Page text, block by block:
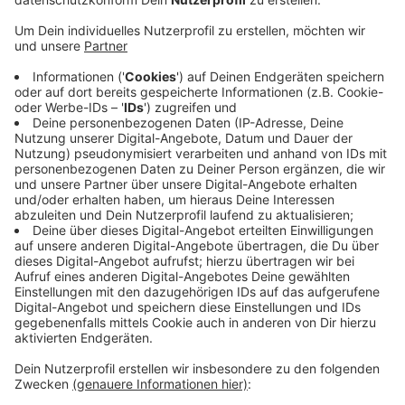
Prozent gefüllt sein, heißt es darin, um einen
Puffer für einen kalten Winter zu haben.
Anzeige
Dafür müsse Deutschland den Verbrauch bis zum Ende
der kommenden Heizperiode um ein Viertel verringern.
Die Politik müsse nun Maßnahmen einführen, bei denen
Menschen belohnt werden, die Gas einsparen. Die
Bonner Wissenschaftler schlagen zum Beispiel eine
Gassteuer vor, bei der sparsame Verbraucher Geld
zurückbekommen.
Anzeige